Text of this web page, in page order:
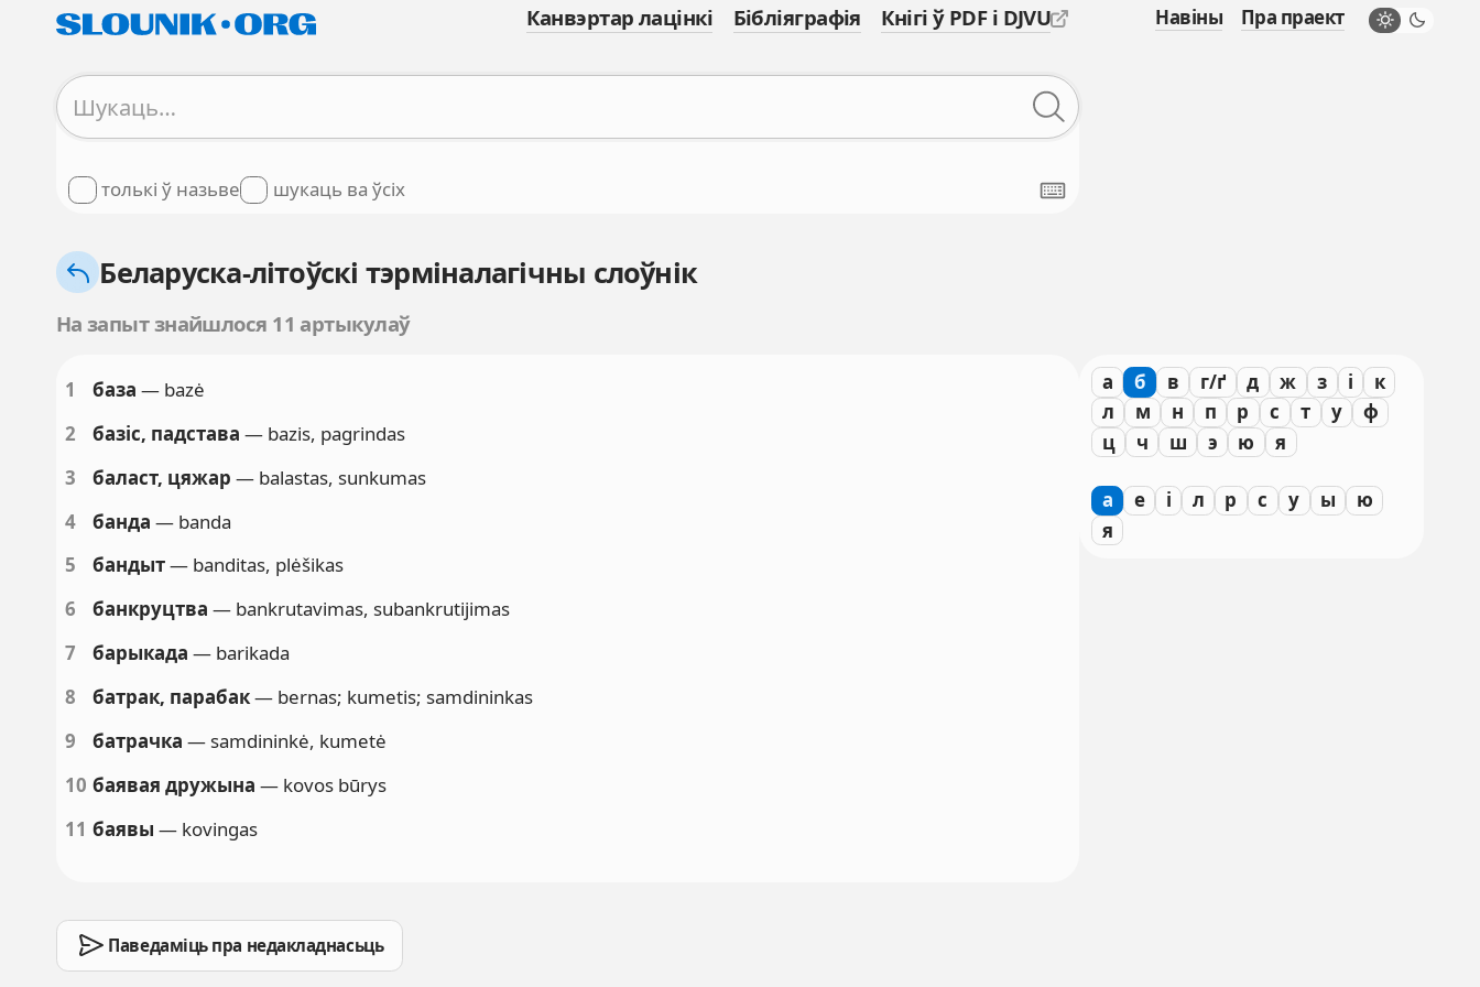
Канвэртар лацінкі Бібліяграфія Кнігі ў PDF і DJVU Навіны Пра праект
толькі ў назьве шукаць ва ўсіх
Беларуска-літоўскі тэрміналагічны слоўнік
На запыт знайшлося 11 артыкулаў
а б в г/ґ д ж з і
к
л
м н п р с т у
ф
ц
ч ш э ю я
а е і л р с у ы
ю
я
1 база — bazė
2
базіс, падстава — bazis, pagrindas
3
баласт, цяжар — balastas, sunkumas
4
банда — banda
5
бандыт— banditas, plėšikas
6
банкруцтва — bankrutavimas, subankrutijimas
7
барыкада — barikada
8
батрак, парабак— bernas; kumetis; samdininkas
9
батрачка — samdininkė, kumetė
10 баявая дружына — kovos būrys
11 баявы — kovingas
Паведаміць пра недакладнасьць